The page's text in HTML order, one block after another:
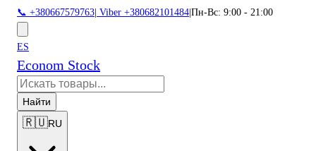
📞 +380667579763 Viber +380682101484 Пн-Вс: 9:00 - 21:00
ES
Econom Stock
Найти
🇷🇺RU